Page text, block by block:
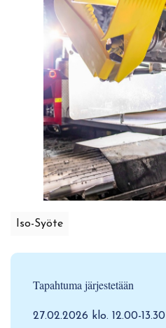
Iso-Syöte
Tapahtuma järjestetään
27.02.2026 klo. 12.00-13.30